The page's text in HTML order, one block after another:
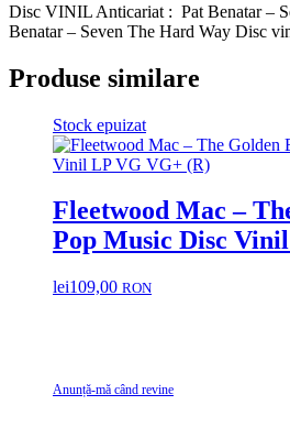
Disc VINIL Anticariat : Pat Benatar –
Benatar – Seven The Hard Way Disc
Produse similare
Stock epuizat
Fleetwood Mac –
lei109,00 RON
Anunță-mă când revine